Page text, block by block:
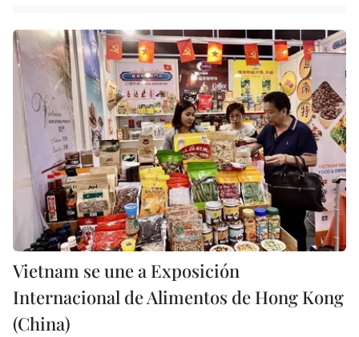
Vietnam se une a Exposición
Internacional de Alimentos de Hong Kong
(China)